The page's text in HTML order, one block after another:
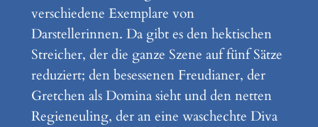
verschiedene Exemplare von
Darstellerinnen. Da gibt es den hektischen
Streicher, der die ganze Szene auf fünf Sätze
reduziert; den besessenen Freudianer, der
Gretchen als Domina sieht und den netten
Regieneuling, der an eine waschechte Diva